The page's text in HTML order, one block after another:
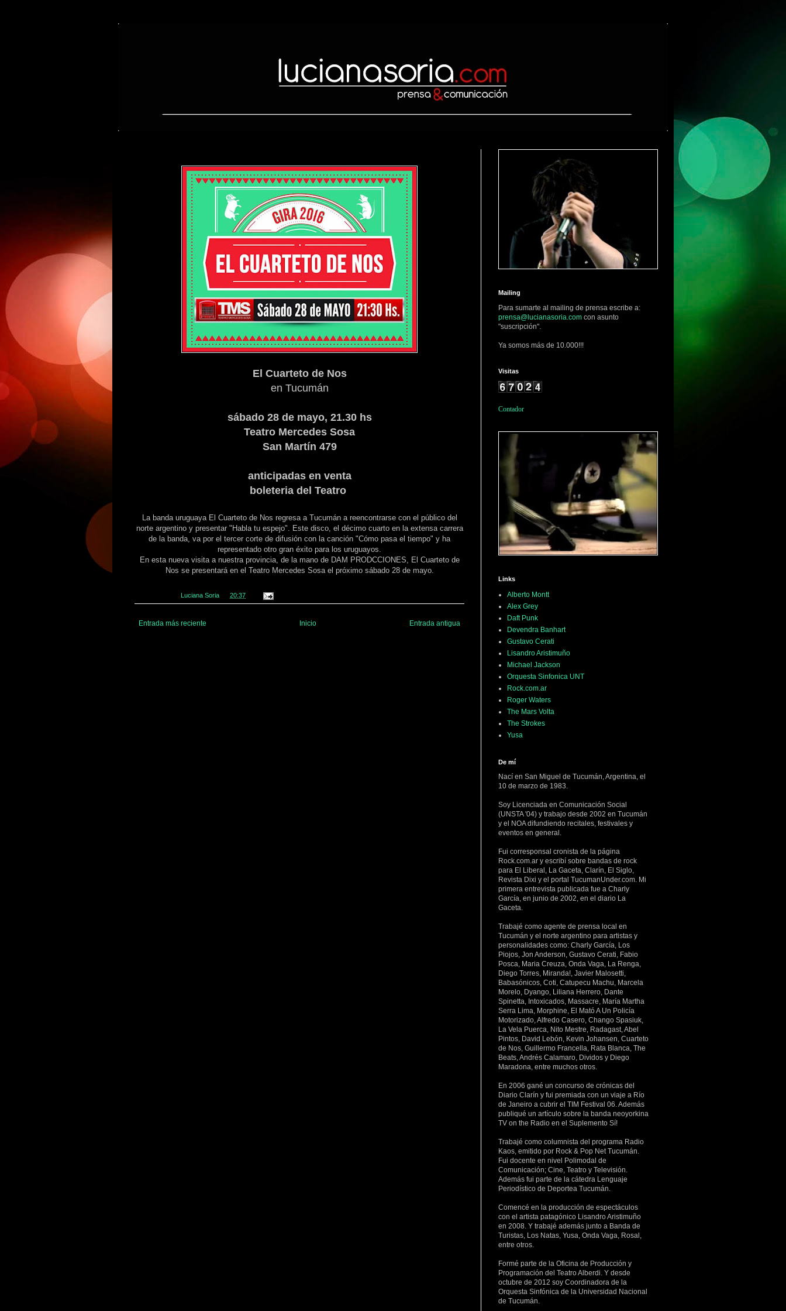
El Cuarteto de Nos
en Tucumán
sábado 28 de mayo, 21.30 hs
Teatro Mercedes Sosa
San Martín 479
anticipadas en venta
boleteria del Teatro
La banda uruguaya El Cuarteto de Nos regresa a Tucumán a reencontrarse con el público del
norte argentino y presentar "Habla tu espejo". Este disco, el décimo cuarto en la extensa carrera
de la banda, va por el tercer corte de difusión con la canción "Cómo pasa el tiempo" y ha
representado otro gran éxito para los uruguayos.
En esta nueva visita a nuestra provincia, de la mano de DAM PRODCCIONES, El Cuarteto de
Nos se presentará en el Teatro Mercedes Sosa el próximo sábado 28 de mayo.
Luciana Soria 20:37
Entrada más reciente Entrada antigua
Inicio
Mailing
Para sumarte al mailing de prensa escribe a:
prensa@lucianasoria.com con asunto
"suscripción".
Ya somos más de 10.000!!!
Visitas
Contador
Links
Alberto Montt
Alex Grey
Daft Punk
Devendra Banhart
Gustavo Cerati
Lisandro Aristimuño
Michael Jackson
Orquesta Sinfonica UNT
Rock.com.ar
Roger Waters
The Mars Volta
The Strokes
Yusa
De mí
Nací en San Miguel de Tucumán, Argentina, el
10 de marzo de 1983.
Soy Licenciada en Comunicación Social
(UNSTA '04) y trabajo desde 2002 en Tucumán
y el NOA difundiendo recitales, festivales y
eventos en general.
Fui corresponsal cronista de la página
Rock.com.ar y escribí sobre bandas de rock
para El Liberal, La Gaceta, Clarín, El Siglo,
Revista Dixi y el portal TucumanUnder.com. Mi
primera entrevista publicada fue a Charly
García, en junio de 2002, en el diario La
Gaceta.
Trabajé como agente de prensa local en
Tucumán y el norte argentino para artistas y
personalidades como: Charly García, Los
Piojos, Jon Anderson, Gustavo Cerati, Fabio
Posca, Maria Creuza, Onda Vaga, La Renga,
Diego Torres, Miranda!, Javier Malosetti,
Babasónicos, Coti, Catupecu Machu, Marcela
Morelo, Dyango, Liliana Herrero, Dante
Spinetta, Intoxicados, Massacre, María Martha
Serra Lima, Morphine, El Mató A Un Policía
Motorizado, Alfredo Casero, Chango Spasiuk,
La Vela Puerca, Nito Mestre, Radagast, Abel
Pintos, David Lebón, Kevin Johansen, Cuarteto
de Nos, Guillermo Francella, Rata Blanca, The
Beats, Andrés Calamaro, Dividos y Diego
Maradona, entre muchos otros.
En 2006 gané un concurso de crónicas del
Diario Clarín y fui premiada con un viaje a Río
de Janeiro a cubrir el TIM Festival 06. Además
publiqué un artículo sobre la banda neoyorkina
TV on the Radio en el Suplemento Sí!
Trabajé como columnista del programa Radio
Kaos, emitido por Rock & Pop Net Tucumán.
Fui docente en nivel Polimodal de
Comunicación; Cine, Teatro y Televisión.
Además fui parte de la cátedra Lenguaje
Periodístico de Deportea Tucumán.
Comencé en la producción de espectáculos
con el artista patagónico Lisandro Aristimuño
en 2008. Y trabajé además junto a Banda de
Turistas, Los Natas, Yusa, Onda Vaga, Rosal,
entre otros.
Formé parte de la Oficina de Producción y
Programación del Teatro Alberdi. Y desde
octubre de 2012 soy Coordinadora de la
Orquesta Sinfónica de la Universidad Nacional
de Tucumán.